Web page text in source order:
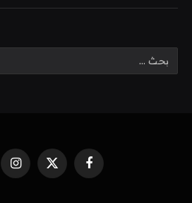
فيسبوك X
(Twitter)